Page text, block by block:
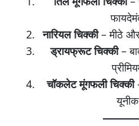
नारियल चिक्की– मीठे
ड्रायफ्रूट चिक्की–
चॉकलेट मूंगफली चिक्की